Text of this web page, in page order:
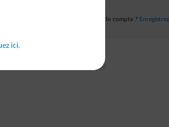
Pas encore de compte ?
ici.